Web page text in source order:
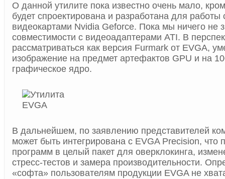
О данной утилите пока известно очень мало,
будет спроектирована и разработана для
видеокартами Nvidia Geforce. Пока мы ничего не
совместимости с видеоадаптерами ATI. В
рассматриваться как версия Furmark от EVGA,
изображение на предмет артефактов GPU и на
графическое ядро.
В дальнейшем, по заявлению представителей
может быть интегрирована с EVGA Precision, что
программ в целый пакет для оверклокинга,
стресс-тестов и замера производительности.
«софта» пользователям продукции EVGA не